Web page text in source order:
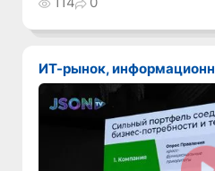
ИТ-рынок,